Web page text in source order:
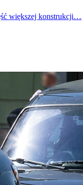
większej konstrukcji…